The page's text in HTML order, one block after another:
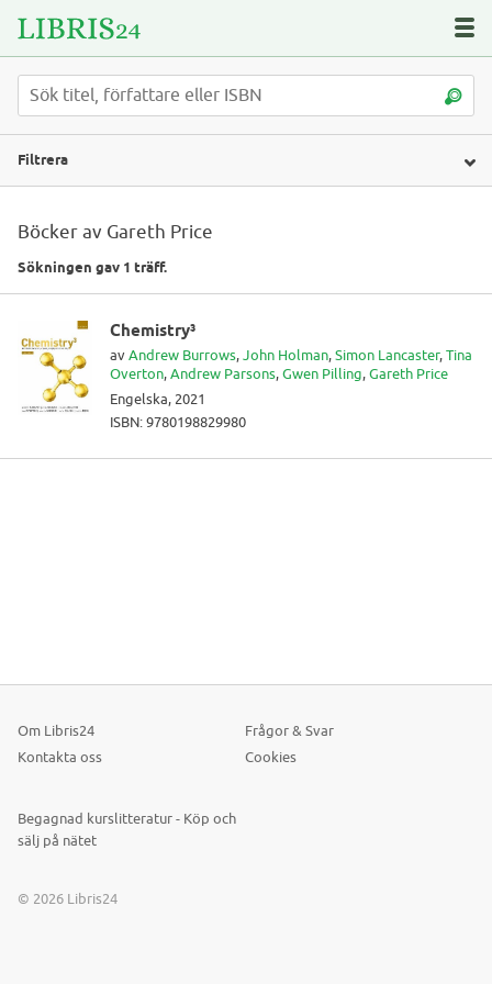
Filtrera
Böcker av Gareth Price
Sökningen gav 1 träff.
Chemistry³
avAndrew Burrows,John Holman,Simon Lancaster,Tina
Overton,Andrew Parsons,Gwen Pilling,Gareth Price
Engelska, 2021
ISBN: 9780198829980
Om Libris24
Frågor & Svar
Kontakta oss
Cookies
Begagnad kurslitteratur - Köp och
sälj på nätet
© 2026 Libris24